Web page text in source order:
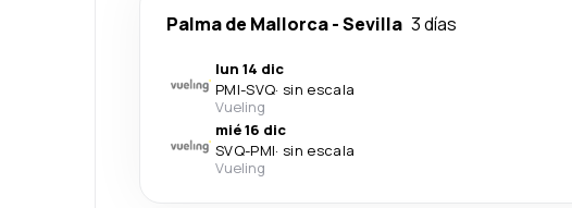
Palma de Mallorca-Sevilla 3 días
lun 14 dic
PMI-SVQ· sin escala
Vueling
mié 16 dic
SVQ-PMI· sin escala
Vueling